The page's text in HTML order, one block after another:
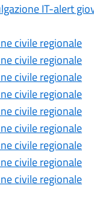
IT-alert
civile regionale
civile regionale
civile regionale
civile regionale
civile regionale
civile regionale
civile regionale
civile regionale
civile regionale